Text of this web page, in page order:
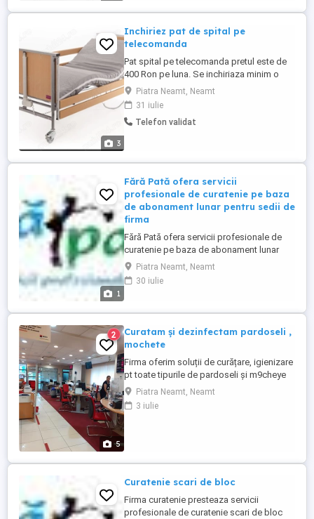
3
Inchiriez pat de spital pe
telecomanda
Pat spital pe telecomanda pretul este de
400 Ron pe luna. Se inchiriaza minim o
luna Saltea impermeabila inclusa
Piatra Neamt, Neamt
31 iulie
Telefon validat
1
Fără Pată ofera servicii
profesionale de curatenie pe baza
de abonament lunar pentru sedii de
firma
Fără Pată ofera servicii profesionale de
curatenie pe baza de abonament lunar
pentru sedii de firma, spatii comerciale,
cabinete, asociatii de locatari, etc., din
care enumeram : -curăţenie generală,
constructor, curăţarea mochetelor,
covoarelor, tapiţeriilor, ...
Piatra Neamt, Neamt
30 iulie
5
2
Curatam și dezinfectam pardoseli ,
mochete
Firma oferim soluții de curățare, igienizare
pt toate tipurile de pardoseli și m9cheye
Piatra Neamt, Neamt
3 iulie
Curatenie scari de bloc
Firma curatenie presteaza servicii
profesionale de curatenie scari de bloc